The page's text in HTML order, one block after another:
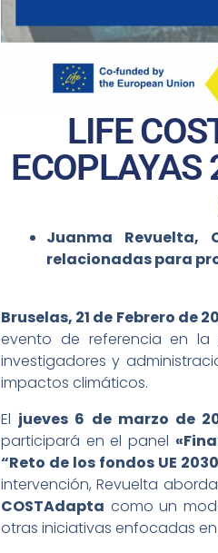
LIFE
Juanma Revuelta,
relacionadas para
Bruselas, 21 de Febrero de
evento de referencia en
investigadores y
impactos climáticos.
El jueves 6 de marzo de
participará en el panel
“Reto de los fondos UE
intervención, Revuelta
COSTAdapta como un
otras iniciativas enfocadas